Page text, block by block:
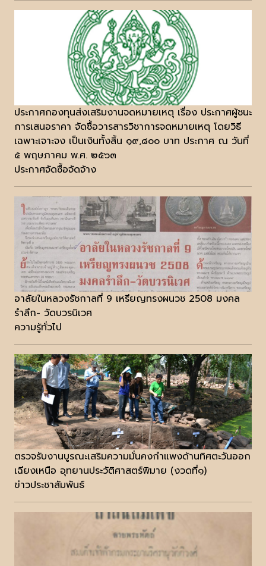
ประกาศกองทุนส่งเสริมงานจดหมายเหตุ เรื่อง ประกาศผู้ชนะ
การเสนอราคา จัดซื้อวารสารวิชาการจดหมายเหตุ โดยวิธี
เฉพาะเจาะจง เป็นเงินทั้งสิ้น ๑๙,๘๐๐ บาท ประกาศ ณ วันที่
๕ พฤษภาคม พ.ศ. ๒๕๖๓
ประกาศจัดซื้อจัดจ้าง
อาลัยในหลวงรัชกาลที่ 9 เหรียญทรงผนวช 2508 มงคล
รำลึก- วัดบวรนิเวศ
ความรู้ทั่วไป
ตรวจรับงานบูรณะเสริมความมั่นคงกำแพงด้านทิศตะวันออก
เฉียงเหนือ อุทยานประวัติศาสตร์พิมาย (งวดที่๑)
ข่าวประชาสัมพันธ์